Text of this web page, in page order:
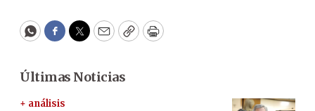
WhatsApp
Facebook
Twitter
EmailCopyPrint
Últimas Noticias
+ análisis